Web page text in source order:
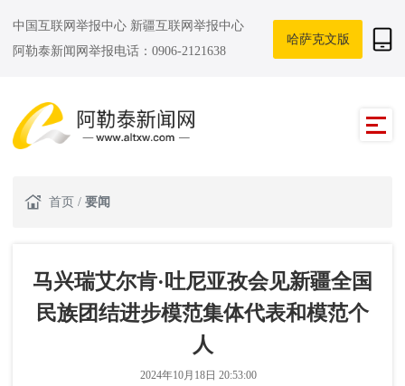
中国互联网举报中心 新疆互联网举报中心
阿勒泰新闻网举报电话：0906-2121638
哈萨克文版
首页 / 要闻
马兴瑞艾尔肯·吐尼亚孜会见新疆全国
民族团结进步模范集体代表和模范个
人
2024年10月18日 20:53:00